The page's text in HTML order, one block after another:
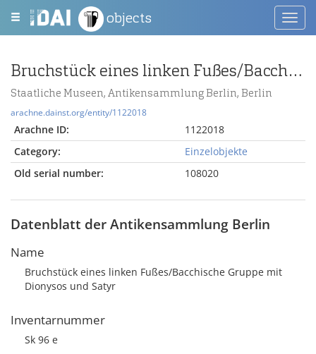
objects
Bruchstück eines linken Fußes/Bacchische Gruppe mit Dionysos und Satyr
Staatliche Museen, Antikensammlung Berlin, Berlin
arachne.dainst.org/entity/1122018
Arachne ID:
1122018
Category:
Einzelobjekte
Old serial number:
108020
Datenblatt der Antikensammlung Berlin
Name
Bruchstück eines linken Fußes/Bacchische Gruppe mit
Dionysos und Satyr
Inventarnummer
Sk 96 e